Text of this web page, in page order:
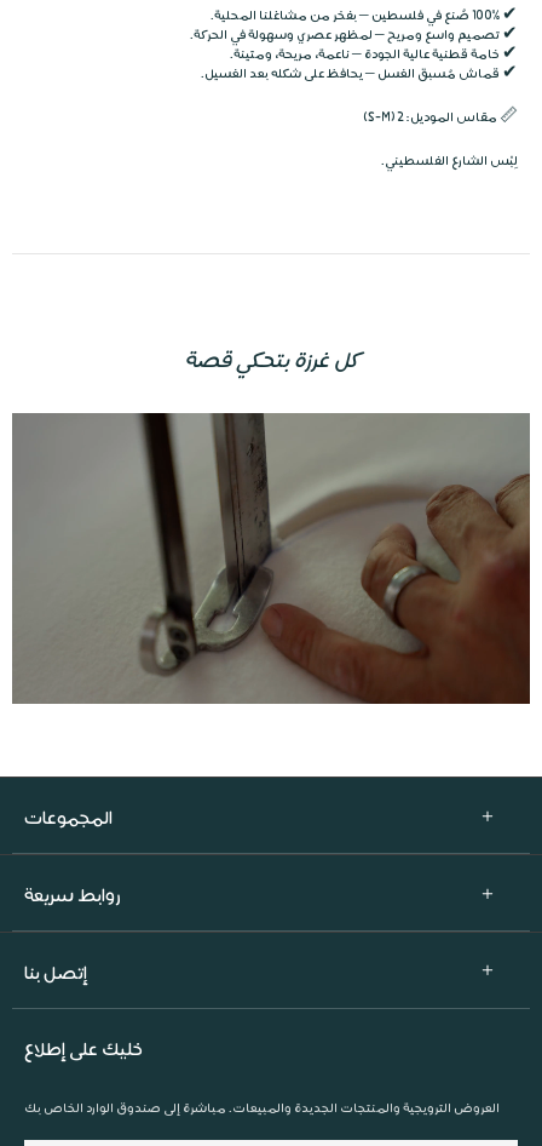
✔100% صُنع في فلسطين
– بفخر من مشاغلنا المحلية.
✔تصميم واسع ومريح– لمظهر عصري وسهولة في الحركة.
✔ خامة قطنية عالية الجودة– ناعمة، مريحة، ومتينة.
✔ قماش مُسبق الغسل– يحافظ على شكله بعد الغسيل.
📏 مقاس الموديل: 2 (S-M)
لِبْس الشارع الفلسطيني.
كل غرزة بتحكي قصة
خليك على إطلاع
العروض الترويجية والمنتجات الجديدة والمبيعات. مباشرة إلى صندوق الوارد الخاص بك
إتصل بنا
المجموعات
روابط سريعة